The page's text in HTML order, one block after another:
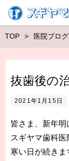
TOP 医院ブログ
抜歯後の
2021年1月15日
皆さま、新年明
スギヤマ歯科医
寒い日が続き